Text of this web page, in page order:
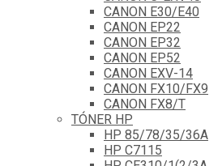
CANON E30/E40
CANON EP22
CANON EP32
CANON EP52
CANON EXV-14
CANON FX10/FX9
CANON FX8/T
TÓNER HP
HP 85/78/35/36A
HP C7115